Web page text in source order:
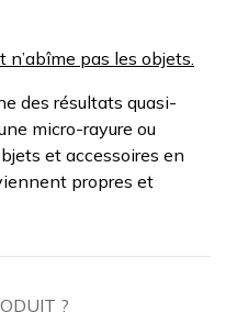
pas les objets.
des résultats quasi-
micro-rayure ou
et accessoires en
propres et
?